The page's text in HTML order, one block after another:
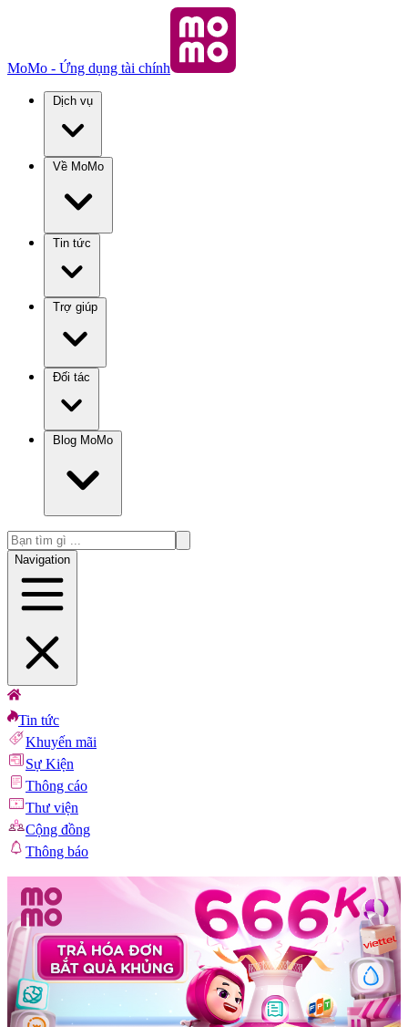
MoMo - Ứng dụng tài chính
Dịch vụ
Về MoMo
Tin tức
Trợ giúp
Đối tác
Blog MoMo
Navigation
Tin tức
Khuyến mãi
Sự Kiện
Thông cáo
Thư viện
Cộng đồng
Thông báo